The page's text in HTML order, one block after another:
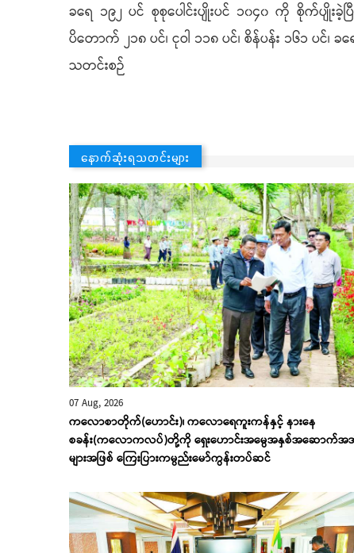
ခရေ ၁၉၂ ပင် စုစုပေါင်းပျိုးပင် ၁၀၄၀ ကို စိုက်ပျိုး
ပိတောက် ၂၁၈ ပင်၊ ငုဝါ ၁၁၈ ပင်၊ စိန်ပန်း ၁၆၁ ပင်၊
သတင်းစဉ်
နောက်ဆုံးရသတင်းများ
07 Aug, 2026
ကလောစာတိုက်(ဟောင်း)၊ ကလောရေကူးကန်နှင့် နားနေ
စခန်း(ကလောကလပ်)တို့ကို ရှေးဟောင်းအမွေအနှစ်အဆောက်အ
များအဖြစ် ကြေးပြားကမ္ပည်းမော်ကွန်းတပ်ဆင်